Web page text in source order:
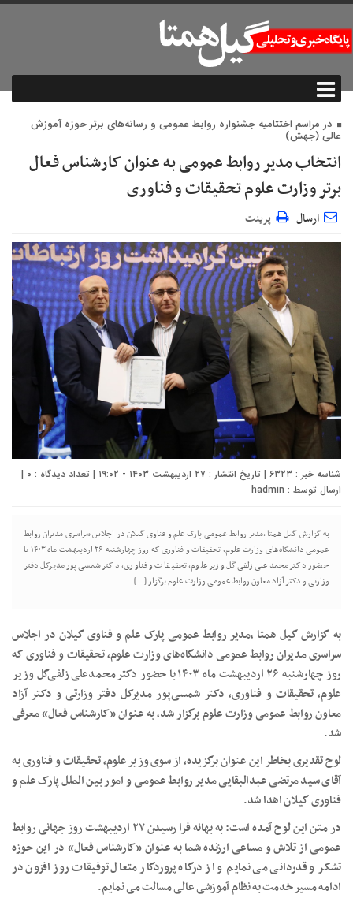
در مراسم اختتامیه جشنواره روابط عمومی و رسانه‌های برتر حوزه آموزش
عالی (جهش)
انتخاب مدیر روابط عمومی به عنوان کارشناس فعال
برتر وزارت علوم تحقیقات و فناوری
ارسال پرینت
شناسه خبر : ۶۳۲۳ | تاریخ انتشار : ۲۷ اردیبهشت ۱۴۰۳ - ۱۹:۰۲ | تعداد دیدگاه : ۰ |
ارسال توسط : hadmin
به گزارش گیل همتا ،مدیر روابط عمومی پارک علم و فناوی گیلان در اجلاس سراسری مدیران روابط
عمومی دانشگاه‌های وزارت علوم، تحقیقات و فناوری که روز چهارشنبه ۲۶ اردیبهشت ماه ۱۴۰۳ با
حضور دکتر محمدعلی زلفی‌گل وزیر علوم، تحقیقات و فناوری، دکتر شمسی‌پور مدیرکل دفتر
وزارتی و دکتر آزاد معاون روابط عمومی وزارت علوم برگزار […]
به گزارش گیل همتا ،مدیر روابط عمومی پارک علم و فناوی گیلان در اجلاس
سراسری مدیران روابط عمومی دانشگاه‌های وزارت علوم، تحقیقات و فناوری که
روز چهارشنبه ۲۶ اردیبهشت ماه ۱۴۰۳ با حضور دکتر محمدعلی زلفی‌گل وزیر
علوم، تحقیقات و فناوری، دکتر شمسی‌پور مدیرکل دفتر وزارتی و دکتر آزاد
معاون روابط عمومی وزارت علوم برگزار شد، به عنوان «کارشناس فعال» معرفی
شد.
لوح تقدیری بخاطر این عنوان برگزیده، از سوی وزیر علوم، تحقیقات و فناوری به
آقای سید مرتضی عبدالبقایی مدیر روابط عمومی و امور بین الملل پارک علم و
فناوری گیلان اهدا شد.
در متن این لوح آمده است: به بهانه فرا رسیدن ۲۷ اردیبهشت روز جهانی روابط
عمومی از تلاش و مساعی ارزنده شما به عنوان «کارشناس فعال» در این حوزه
تشکر و قدردانی می نمایم و از درگاه پروردگار متعال توفیقات روز افزون در
ادامه مسیر خدمت به نظام آموزشی عالی مسالت می نمایم.